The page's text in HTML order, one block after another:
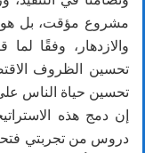
مشروع مؤقت، بل هو
والازدهار، وفقًا
تحسين الظروف
تحسين حياة الناس
إن دمج هذه
دروس من تجربتي